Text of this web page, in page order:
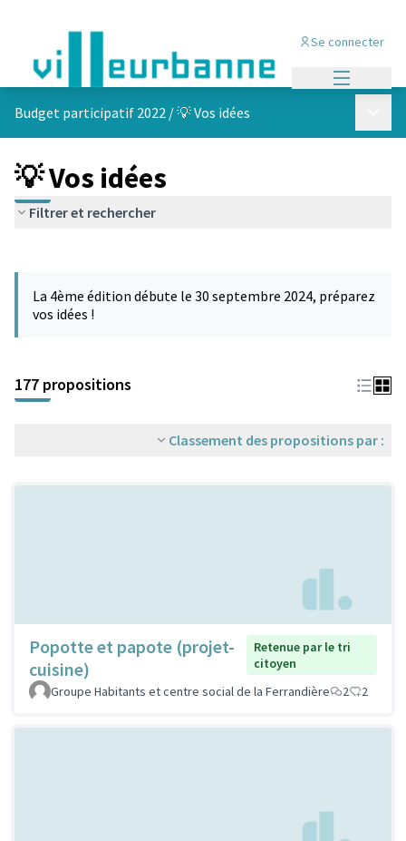
Se connecter
Budget participatif 2022 /💡 Vos idées
💡 Vos idées
Filtrer et rechercher
−
La 4ème édition débute le 30 septembre 2024, préparez
vos idées !
177 propositions
Classement des propositions par :
Popotte et papote (projet-
cuisine)
Retenue par le tri
citoyen
Groupe Habitants et centre social de la Ferrandière
2 2